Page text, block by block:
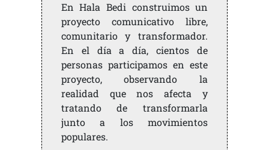
En Hala Bedi construimos un
proyecto comunicativo libre,
comunitario y transformador.
En el día a día, cientos de
personas participamos en este
proyecto, observando la
realidad que nos afecta y
tratando de transformarla
junto a los movimientos
populares.